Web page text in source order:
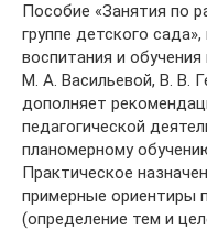
Пособие «Занятия по
группе детского
воспитания и
М. А. Васильевой, В. В.
дополняет
педагогической
планомерному
Практическое
примерные ориентиры
(определение тем и